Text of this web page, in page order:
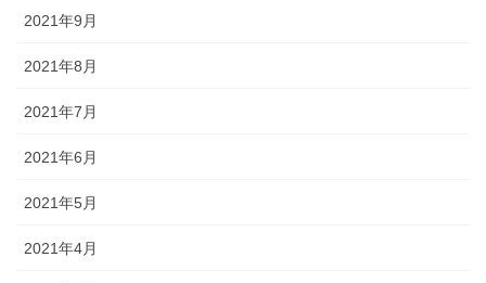
2021年9月
2021年8月
2021年7月
2021年6月
2021年5月
2021年4月